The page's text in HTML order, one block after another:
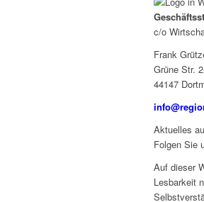
c/o
Frank
Grüne Str.
44147
Aktuelles
Folgen Sie
Auf dieser
Lesbarkeit